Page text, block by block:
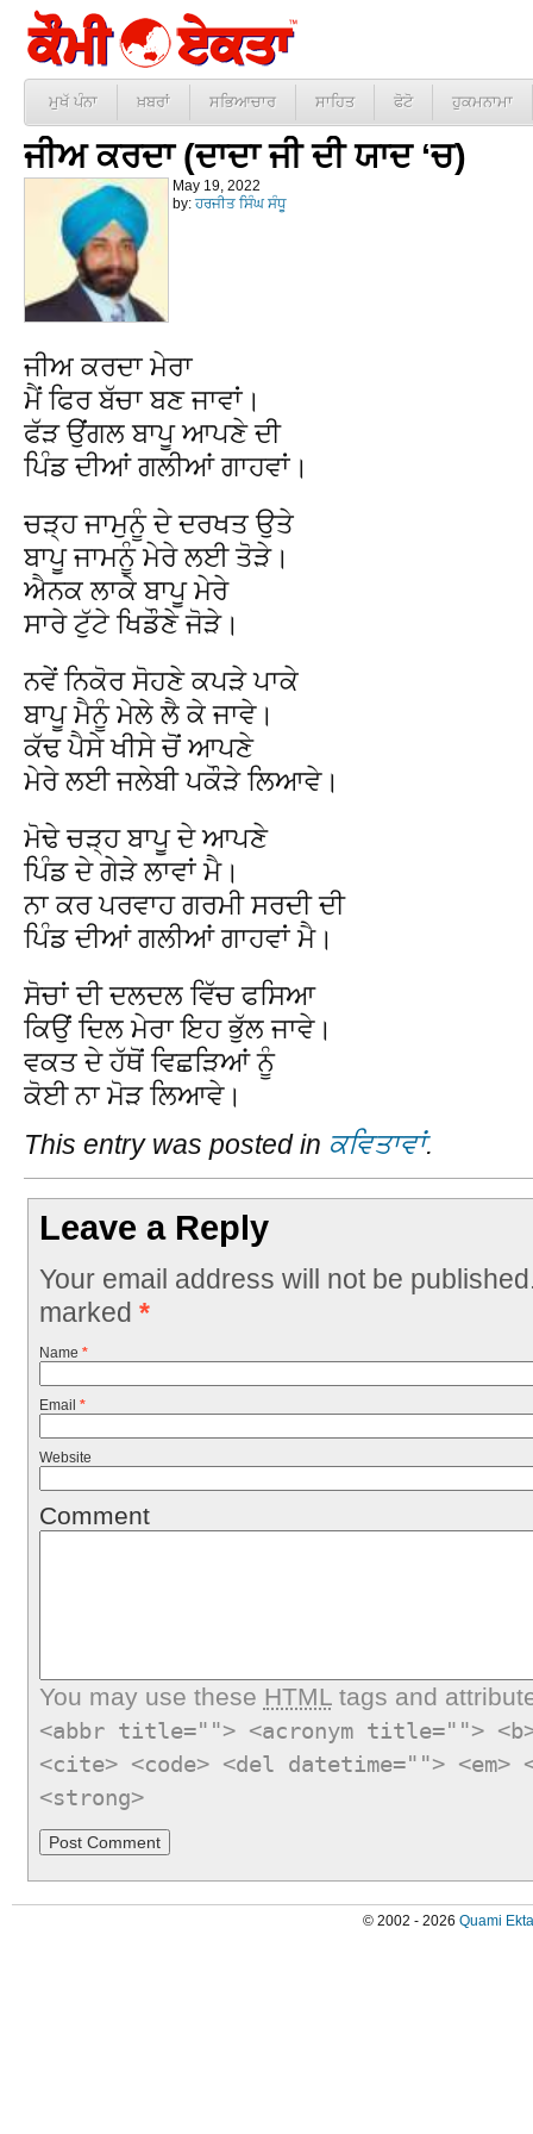
ਮੁਖੱ ਪੰਨਾ ਖ਼ਬਰਾਂ ਸਭਿਆਚਾਰ ਸਾਹਿਤ ਫੋਟੋ ਹੁਕਮਨਾਮਾ
ਜੀਅ ਕਰਦਾ (ਦਾਦਾ ਜੀ ਦੀ ਯਾਦ ‘ਚ)
May 19, 2022
by: ਹਰਜੀਤ ਸਿੰਘ ਸੰਧੂ
ਜੀਅ ਕਰਦਾ ਮੇਰਾ
ਮੈਂ ਫਿਰ ਬੱਚਾ ਬਣ ਜਾਵਾਂ।
ਫੱੜ ਉਂਗਲ ਬਾਪੂ ਆਪਣੇ ਦੀ
ਪਿੰਡ ਦੀਆਂ ਗਲੀਆਂ ਗਾਹਵਾਂ।
ਚੜ੍ਹ ਜਾਮੁਨੂੰ ਦੇ ਦਰਖਤ ਉਤੇ
ਬਾਪੂ ਜਾਮਨੂੰ ਮੇਰੇ ਲਈ ਤੋੜੇ।
ਐਨਕ ਲਾਕੇ ਬਾਪੂ ਮੇਰੇ
ਸਾਰੇ ਟੁੱਟੇ ਖਿਡੌਣੇ ਜੋੜੇ।
ਨਵੇਂ ਨਿਕੋਰ ਸੋਹਣੇ ਕਪੜੇ ਪਾਕੇ
ਬਾਪੂ ਮੈਨੂੰ ਮੇਲੇ ਲੈ ਕੇ ਜਾਵੇ।
ਕੱਢ ਪੈਸੇ ਖੀਸੇ ਚੋਂ ਆਪਣੇ
ਮੇਰੇ ਲਈ ਜਲੇਬੀ ਪਕੌੜੇ ਲਿਆਵੇ।
ਮੋਢੇ ਚੜ੍ਹ ਬਾਪੂ ਦੇ ਆਪਣੇ
ਪਿੰਡ ਦੇ ਗੇੜੇ ਲਾਵਾਂ ਮੈ।
ਨਾ ਕਰ ਪਰਵਾਹ ਗਰਮੀ ਸਰਦੀ ਦੀ
ਪਿੰਡ ਦੀਆਂ ਗਲੀਆਂ ਗਾਹਵਾਂ ਮੈ।
ਸੋਚਾਂ ਦੀ ਦਲਦਲ ਵਿੱਚ ਫਸਿਆ
ਕਿਉਂ ਦਿਲ ਮੇਰਾ ਇਹ ਭੁੱਲ ਜਾਵੇ।
ਵਕਤ ਦੇ ਹੱਥੋਂ ਵਿਛੜਿਆਂ ਨੂੰ
ਕੋਈ ਨਾ ਮੋੜ ਲਿਆਵੇ।
This entry was posted in ਕਵਿਤਾਵਾਂ.
Leave a Reply
Your email address will not be
marked *
Name *
Email *
Website
Comment
You may use these HTMLtags and
<abbr title=""> <acronym title="">
<cite> <code> <del datetime="">
<strong>
© 2002 - 2026 Quami